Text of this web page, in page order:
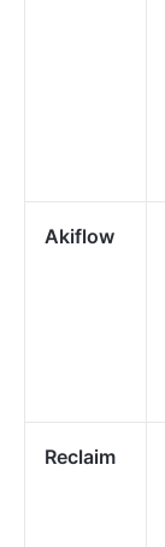
Akiflow
Reclaim